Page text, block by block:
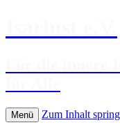
Menü Zum Inhalt